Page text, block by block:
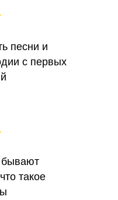
песни и
с первых
бывают
такое